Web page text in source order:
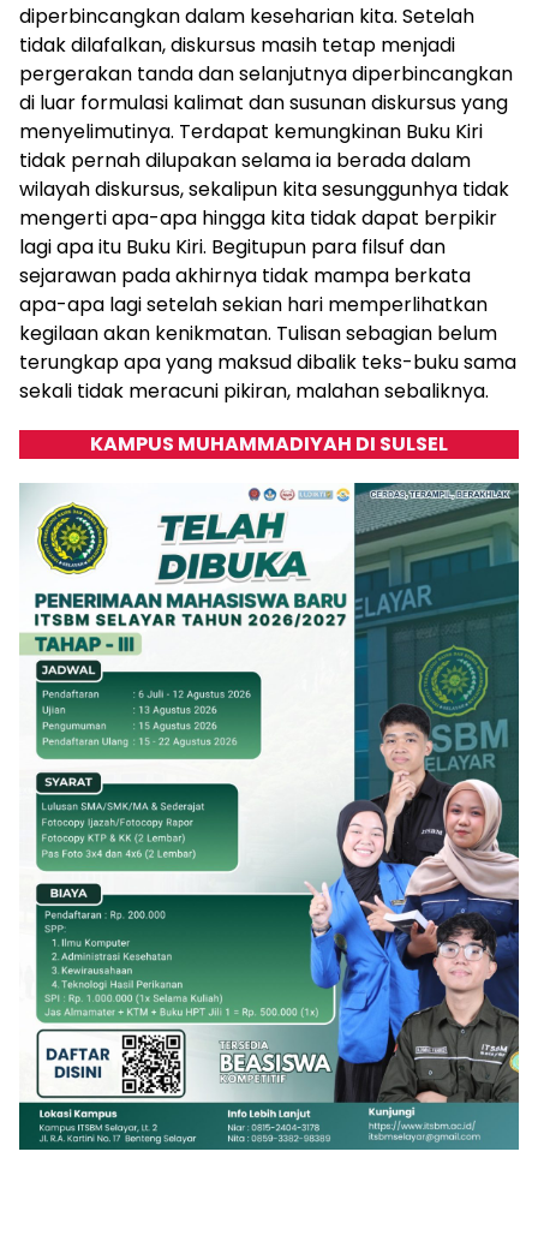
diperbincangkan dalam keseharian kita. Setelah
tidak dilafalkan, diskursus masih tetap menjadi
pergerakan tanda dan selanjutnya diperbincangkan
di luar formulasi kalimat dan susunan diskursus yang
menyelimutinya. Terdapat kemungkinan Buku Kiri
tidak pernah dilupakan selama ia berada dalam
wilayah diskursus, sekalipun kita sesunggunhya tidak
mengerti apa-apa hingga kita tidak dapat berpikir
lagi apa itu Buku Kiri. Begitupun para filsuf dan
sejarawan pada akhirnya tidak mampa berkata
apa-apa lagi setelah sekian hari memperlihatkan
kegilaan akan kenikmatan. Tulisan sebagian belum
terungkap apa yang maksud dibalik teks-buku sama
sekali tidak meracuni pikiran, malahan sebaliknya.
KAMPUS MUHAMMADIYAH DI SULSEL